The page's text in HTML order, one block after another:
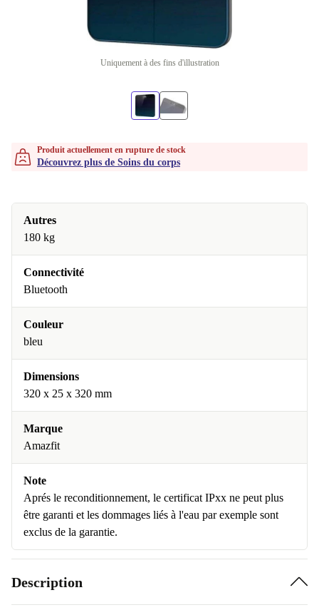
Uniquement à des fins d'illustration
Produit actuellement en rupture de stock
Découvrez plus de Soins du corps
Autres
180 kg
Connectivité
Bluetooth
Couleur
bleu
Dimensions
320 x 25 x 320 mm
Marque
Amazfit
Note
Aprés le reconditionnement, le certificat IPxx ne peut plus
être garanti et les dommages liés à l'eau par exemple sont
exclus de la garantie.
Description